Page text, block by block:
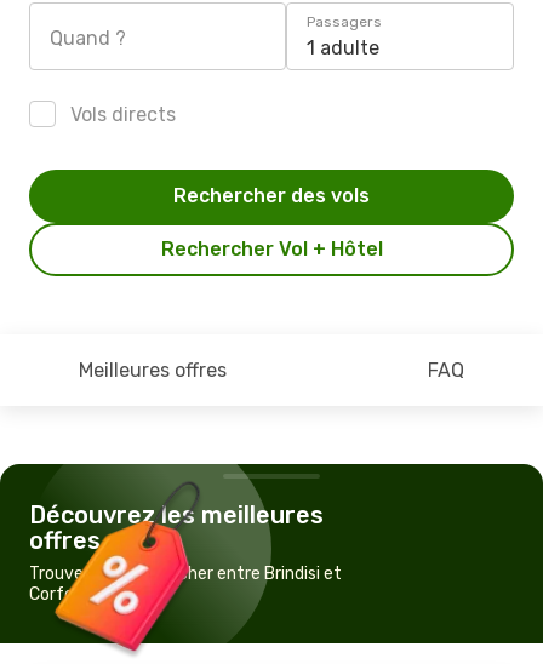
Quand ?
Passagers
1 adulte
Vols directs
Rechercher Vol + Hôtel
Rechercher des vols
Meilleures offres FAQ
Découvrez les meilleures
offres
Trouvez un vol pas cher entre Brindisi et
Corfou